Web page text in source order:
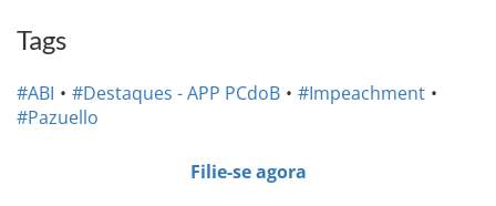
Tags
#ABI #Destaques - APP PCdoB
#Impeachment
#Pazuello
Filie-se agora